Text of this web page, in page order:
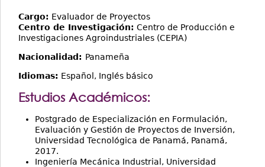
Cargo: Evaluador de Proyectos
Centro de Investigación: Centro de Producción e
Investigaciones Agroindustriales (CEPIA)
Nacionalidad: Panameña
Idiomas: Español, Inglés básico
Estudios Académicos:
Postgrado de Especialización en Formulación,
Evaluación y Gestión de Proyectos de Inversión,
Universidad Tecnológica de Panamá, Panamá,
2017.
Ingeniería Mecánica Industrial, Universidad